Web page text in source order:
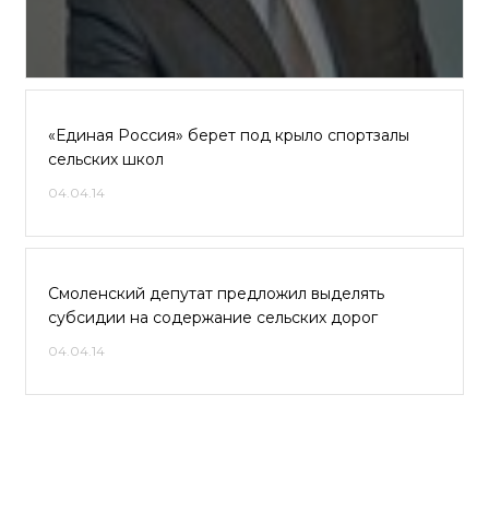
«Единая Россия» берет под крыло спортзалы
сельских школ
04.04.14
Смоленский депутат предложил выделять
субсидии на содержание сельских дорог
04.04.14